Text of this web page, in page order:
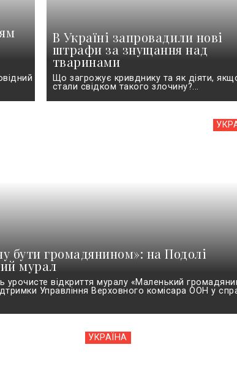
В Україні запровадили нові
штрафи за знущання над
тваринами
Що загрожує кривднику та як діяти,
стали свідком такого злочину?...
бути громадянином»: на Подолі
мурал
урочисте відкриття муралу «Маленький
Управління Верховного комісара ООН у
УКРАЇНА